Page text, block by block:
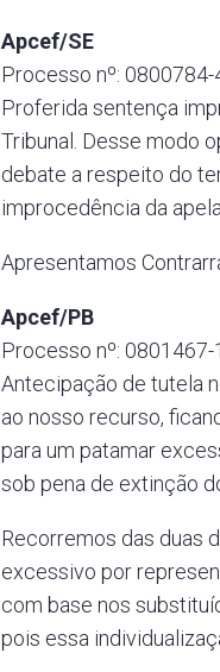
Apcef/SE
Processo nº:
Proferida sentença
Tribunal. Desse modo
debate a respeito do
improcedência da
Apresentamos
Apcef/PB
Processo nº:
Antecipação de tutela
ao nosso recurso,
para um patamar
sob pena de extinção
Recorremos das duas
excessivo por
com base nos
pois essa